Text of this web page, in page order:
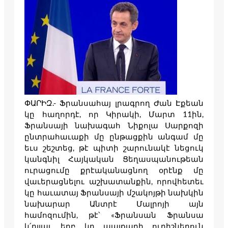
ՓԱՐԻԶ.- Ֆրանսահայ լրագրող Ժան Էքեան
կը հաղորդէ, որ Կիրակի, Մարտ 11ին,
Ֆրանսայի նախագահ Նիքոլա Սարքոզի
ընտրահաւաքի մը ընթացքին անգամ մը
եւս շեշտեց, թէ պիտի շարունակէ նեցուկ
կանգնիլ Հայկական Ցեղասպանութեան
ուրացումը քրէականացնող օրէնք մը
վաւերացնելու աշխատանքին, որովհետեւ
կը հաւատայ Ֆրանսայի մշակոյթի նախկին
նախարար Անտրէ Մալրոյի այն
համոզումին, թէ՝ «Ֆրանսան Ֆրանսա
կ՛ըլլայ, երբ կը պայքարի ուրիշներուն